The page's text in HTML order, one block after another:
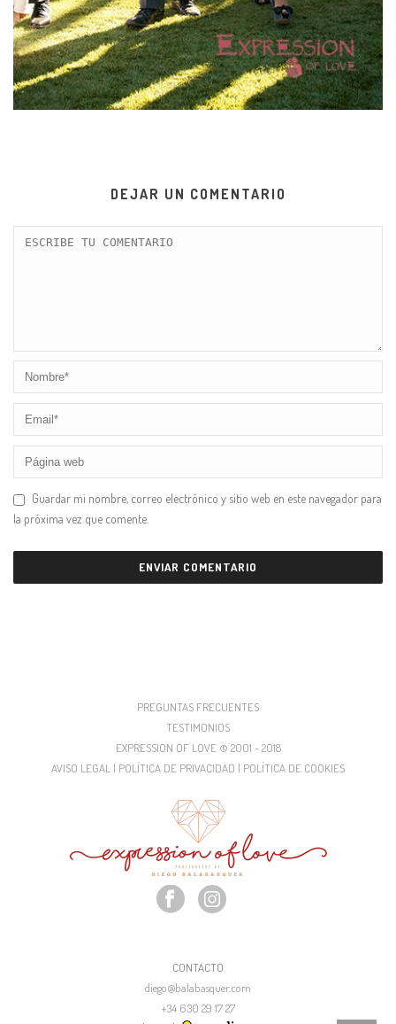
DEJAR UN COMENTARIO
Guardar mi nombre, correo electrónico y sitio web en este navegador para
la próxima vez que comente.
PREGUNTAS FRECUENTES
TESTIMONIOS
EXPRESSION OF LOVE © 2001 - 2018
AVISO LEGAL | POLÍTICA DE PRIVACIDAD | POLÍTICA DE COOKIES
CONTACTO
diego@balabasquer.com
+34 630 29 17 27